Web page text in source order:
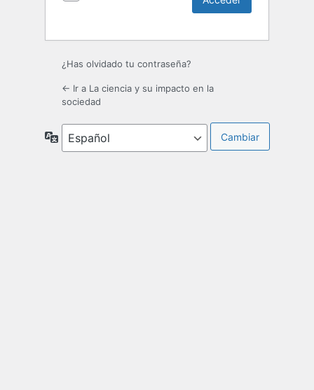
¿Has olvidado tu contraseña?
← Ir a La ciencia y su impacto en la
sociedad
Idioma